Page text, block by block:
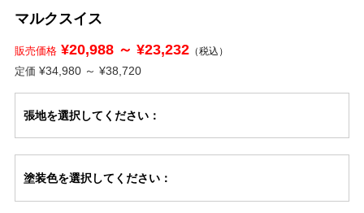
マルクスイス
販売価格¥20,988 ～ ¥23,232（税込）
定価 ¥34,980 ～ ¥38,720
張地を選択してください：
塗装色を選択してください：